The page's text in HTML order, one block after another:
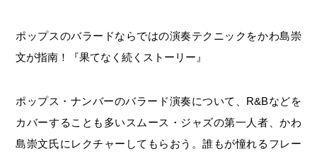
ポップスのバラードならではの演奏テクニックをかわ島崇
文が指南！『果てなく続くストーリー』
ポップス・ナンバーのバラード演奏について、R&Bなどを
カバーすることも多いスムース・ジャズの第一人者、かわ
島崇文氏にレクチャーしてもらおう。誰もが憧れるフレー